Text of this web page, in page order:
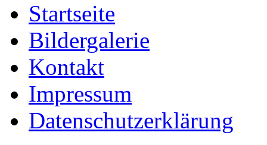
Startseite
Bildergalerie
Kontakt
Impressum
Datenschutzerklärung